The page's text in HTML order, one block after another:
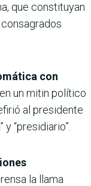
que constituyan
con
un mitin político
al presidente
y “presidiario”.
la llama